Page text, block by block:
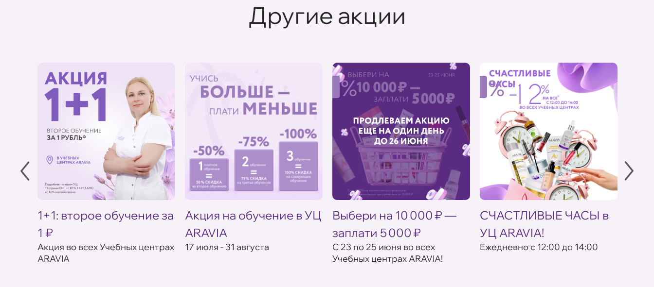
Другие акции
1+1: второе обучение за
1 ₽
Акция во всех Учебных центрах
ARAVIA
Акция на обучение в УЦ
ARAVIA
17 июля - 31 августа
%
Выбери на 10 000 ₽ —
заплати 5 000 ₽
С 23 по 25 июня во всех
Учебных центрах ARAVIA!
%
СЧАСТЛИВЫЕ ЧАСЫ в
УЦ ARAVIA!
Eжедневно с 12:00 до 14:00